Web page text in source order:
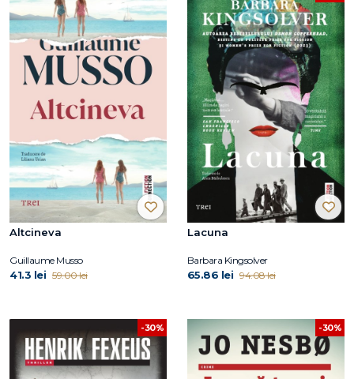
Altcineva
Guillaume Musso
41.3 lei 59.00 lei
Lacuna
Barbara Kingsolver
65.86 lei 94.08 lei
-30% -30%